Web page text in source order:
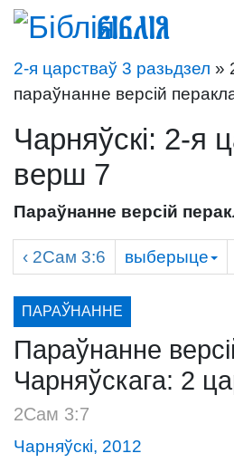
Біблія
2-я царстваў 3 разьдзел »
параўнанне версій
Чарняўскі: 2-я
верш 7
Параўнанне версій
‹ 2Сам 3:6 выберыце
ПАРАЎНАННЕ
Параўнанне
Чарняўскага: 2
2Сам 3:7
Чарняўскі, 2012